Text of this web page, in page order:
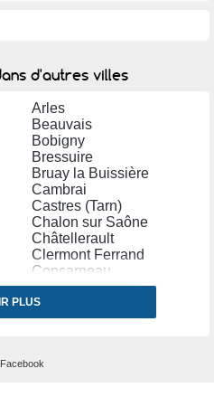
d'autres villes
Arles
Beauvais
Bobigny
Bressuire
Bruay la Buissière
Cambrai
Castres (Tarn)
Chalon sur Saône
Châtellerault
Clermont Ferrand
Concarneau
Créteil
Douai
Etampes
Hazebrouck
PLUS
Facebook